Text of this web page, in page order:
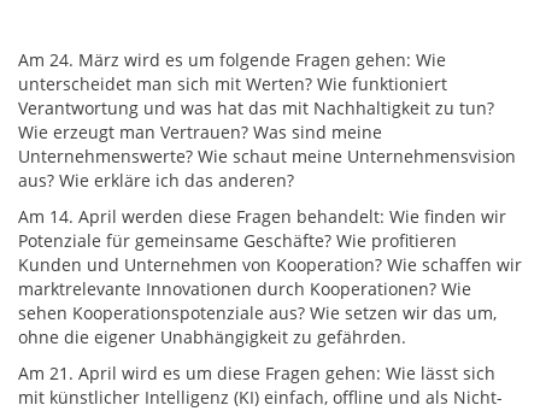
Am 24. März wird es um folgende Fragen gehen: Wie
unterscheidet man sich mit Werten? Wie funktioniert
Verantwortung und was hat das mit Nachhaltigkeit zu tun?
Wie erzeugt man Vertrauen? Was sind meine
Unternehmenswerte? Wie schaut meine Unternehmensvision
aus? Wie erkläre ich das anderen?
Am 14. April werden diese Fragen behandelt: Wie finden wir
Potenziale für gemeinsame Geschäfte? Wie profitieren
Kunden und Unternehmen von Kooperation? Wie schaffen wir
marktrelevante Innovationen durch Kooperationen? Wie
sehen Kooperationspotenziale aus? Wie setzen wir das um,
ohne die eigener Unabhängigkeit zu gefährden.
Am 21. April wird es um diese Fragen gehen: Wie lässt sich
mit künstlicher Intelligenz (KI) einfach, offline und als Nicht-